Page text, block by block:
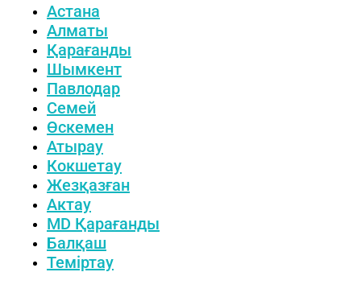
Астана
Алматы
Қарағанды
Шымкент
Павлодар
Семей
Өскемен
Атырау
Кокшетау
Жезқазған
Актау
MD Қарағанды
Балқаш
Теміртау